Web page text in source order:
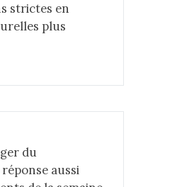
strictes en
plus
du
aussi